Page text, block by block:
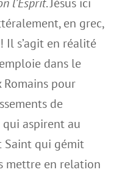
en grec,
Il s’agit en réalité
dans le
pour
de
aspirent au
Saint qui gémit
mettre en relation